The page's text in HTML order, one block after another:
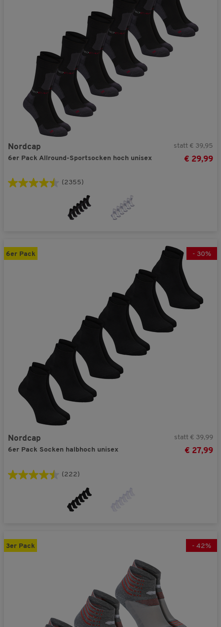
Nordcap
6er Pack Allround-Sportsocken hoch unisex
statt € 39,95
€ 29,99
(2355)
6er Pack - 30%
Nordcap
6er Pack Socken halbhoch unisex
statt € 39,99
€ 27,99
(222)
3er Pack - 42%